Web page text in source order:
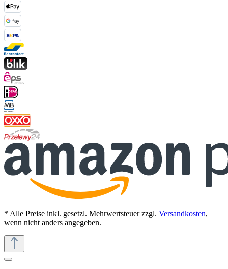
* Alle Preise inkl. gesetzl. Mehrwertsteuer zzgl. Versandkosten,
wenn nicht anders angegeben.